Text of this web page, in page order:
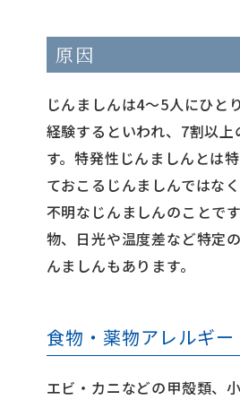
原因
じんましんは4〜5人にひと
経験するといわれ、7割以
す。特発性じんましんとは
ておこるじんましんではな
不明なじんましんのことで
物、日光や温度差など特定
んましんもあります。
食物・薬物アレルギー
エビ・カニなどの甲殻類、